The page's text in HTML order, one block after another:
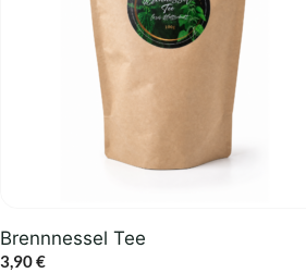
Brennnessel Tee
3,90€